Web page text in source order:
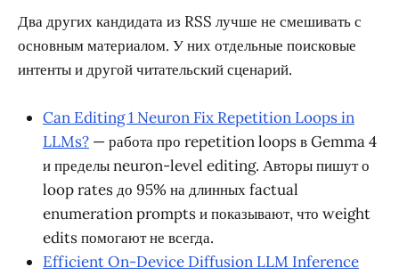
Два других кандидата из RSS лучше не смешивать с
основным материалом. У них отдельные поисковые
интенты и другой читательский сценарий.
Can Editing 1 Neuron Fix Repetition Loops in
LLMs? — работа про repetition loops в Gemma 4
и пределы neuron-level editing. Авторы пишут о
loop rates до 95% на длинных factual
enumeration prompts и показывают, что weight
edits помогают не всегда.
Efficient On-Device Diffusion LLM Inference